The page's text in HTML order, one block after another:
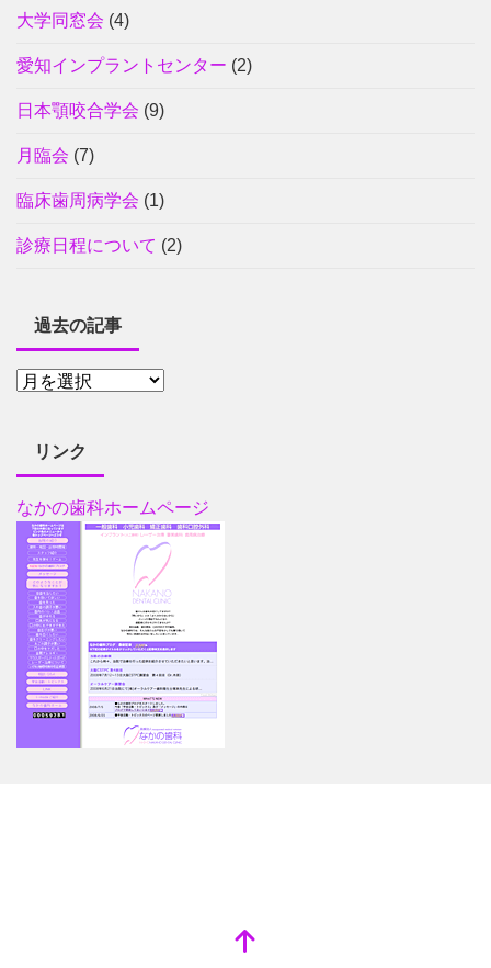
大学同窓会 (4)
愛知インプラントセンター (2)
日本顎咬合学会 (9)
月臨会 (7)
臨床歯周病学会 (1)
診療日程について (2)
過去の記事
リンク
なかの歯科ホームページ